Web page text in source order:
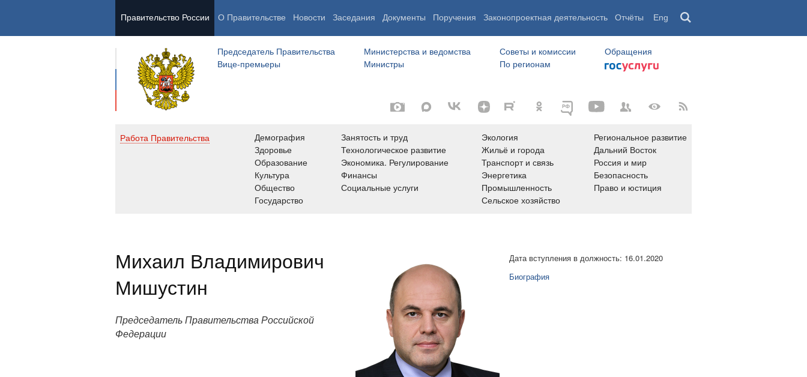
Правительство России О Правительстве Новости Заседания Документы Поручения Законопроектная деятельность Отчёты Eng
Председатель Правительства
Вице-премьеры
Министерства и ведомства
Министры
Советы и комиссии
По регионам
Обращения
Работа Правительства
Демография
Здоровье
Образование
Культура
Общество
Государство
Занятость и труд
Технологическое развитие
Экономика. Регулирование
Финансы
Социальные услуги
Экология
Жильё и города
Транспорт и связь
Энергетика
Промышленность
Сельское хозяйство
Региональное развитие
Дальний Восток
Россия и мир
Безопасность
Право и юстиция
Михаил Владимирович
Мишустин
Председатель Правительства Российской
Федерации
Дата вступления в должность: 16.01.2020
Биография